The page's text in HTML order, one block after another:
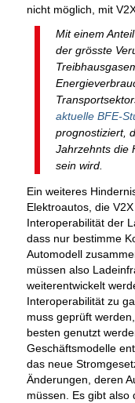
nicht möglich, mit
Mit einem
der grösste
aktuelle BFE-
prognostiziert,
Jahrzehnts die
sein wird.
Ein weiteres
Elektroautos, die
Interoperabilität der
dass nur bestimme
Automodell
müssen also
weiterentwickelt
Interoperabilität zu
muss geprüft
besten genutzt
Geschäftsmodelle
das neue
Änderungen, deren
müssen. Es gibt also